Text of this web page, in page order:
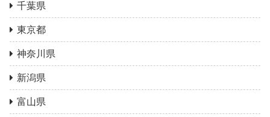
千葉県
東京都
神奈川県
新潟県
富山県